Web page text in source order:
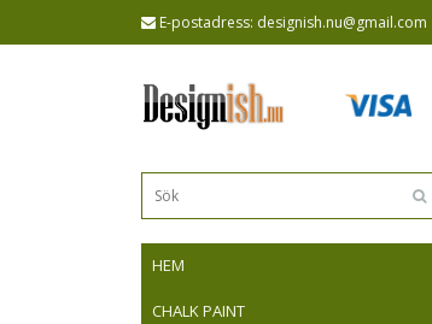
E-postadress: designish.nu@gmail.com
HEM
CHALK PAINT